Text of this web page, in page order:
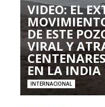
VIDEO: EL
DE ESTE
VIRAL Y
EN LA INDIA
INTERNACIONAL